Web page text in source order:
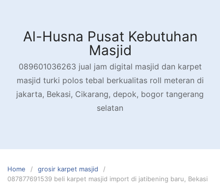
contentAl-Husna Pusat Kebutuhan
Masjid
089601036263 jual jam digital masjid dan karpet
masjid turki polos tebal berkualitas roll meteran di
jakarta, Bekasi, Cikarang, depok, bogor tangerang
selatan
Home
grosir karpet masjid
087877691539 beli karpet masjid import di jatibening baru, Bekasi